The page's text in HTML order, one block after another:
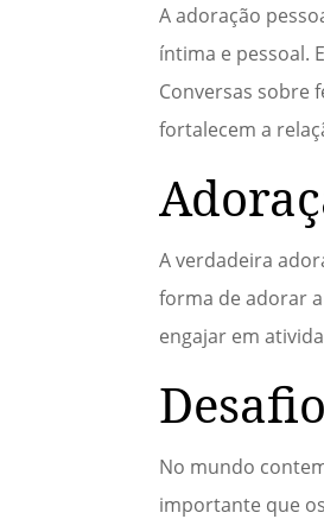
A adoração
íntima e pessoal.
Conversas sobre
fortalecem a
A verdadeira
forma de adorar
engajar em
No mundo
importante que